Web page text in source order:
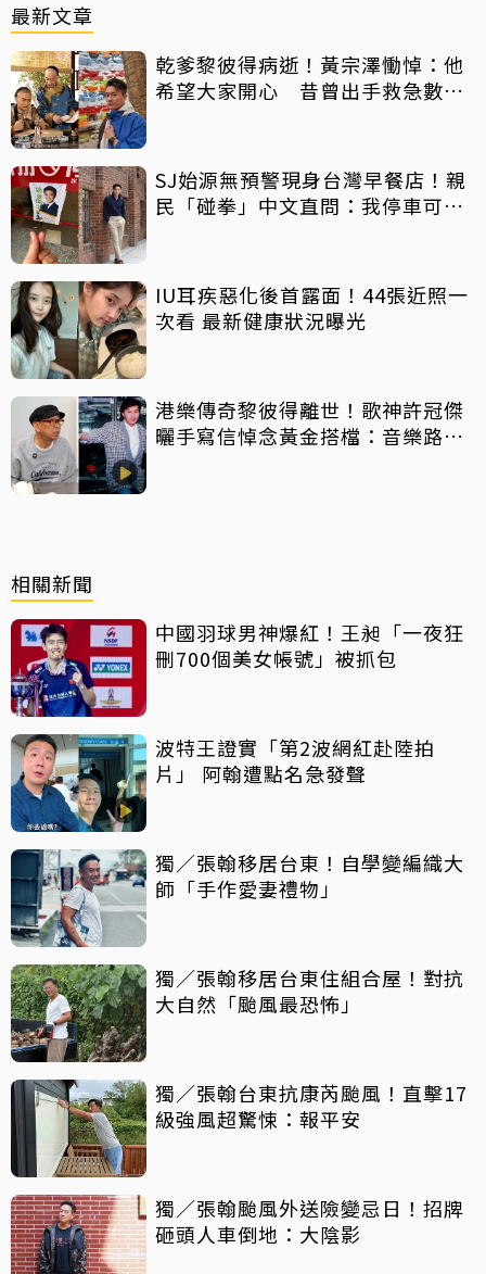
最新文章
乾爹黎彼得病逝！黃宗澤慟悼：他
希望大家開心 昔曾出手救急數十
SJ始源無預警現身台灣早餐店！親
民「碰拳」中文直問：我停車可以
IU耳疾惡化後首露面！44張近照一
次看 最新健康狀況曝光
港樂傳奇黎彼得離世！歌神許冠傑
曬手寫信悼念黃金搭檔：音樂路上
相關新聞
中國羽球男神爆紅！王昶「一夜狂
刪700個美女帳號」被抓包
波特王證實「第2波網紅赴陸拍
片」 阿翰遭點名急發聲
獨／張翰移居台東！自學變編織大
師「手作愛妻禮物」
獨／張翰移居台東住組合屋！對抗
大自然「颱風最恐怖」
獨／張翰台東抗康芮颱風！直擊17
級強風超驚悚：報平安
獨／張翰颱風外送險變忌日！招牌
砸頭人車倒地：大陰影